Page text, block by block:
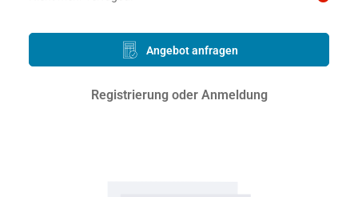
Angebot anfragen
Registrierung oder Anmeldung